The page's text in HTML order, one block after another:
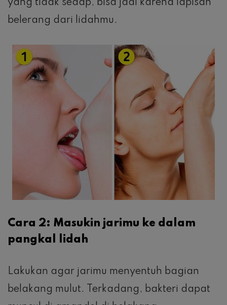
yang tidak sedap, bisa jadi karena lapisan
belerang dari lidahmu.
Cara 2: Masukin jarimu ke dalam
pangkal lidah
Lakukan agar jarimu menyentuh bagian
belakang mulut. Terkadang, bakteri dapat